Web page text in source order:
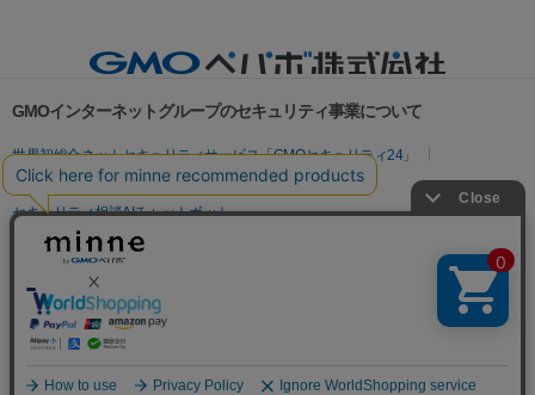
GMOインターネットグループのセキュリティ事業について
世界初総合ネットセキュリティサービス「GMOセキュリティ24」
パスワード漏洩診断
Webサイトリスク診断
セキュリティ相談AIチャットボット
実在証明・盗聴対策
サイバー攻撃対策（GMO Flatt Security）
セキュリティ事業の軌跡